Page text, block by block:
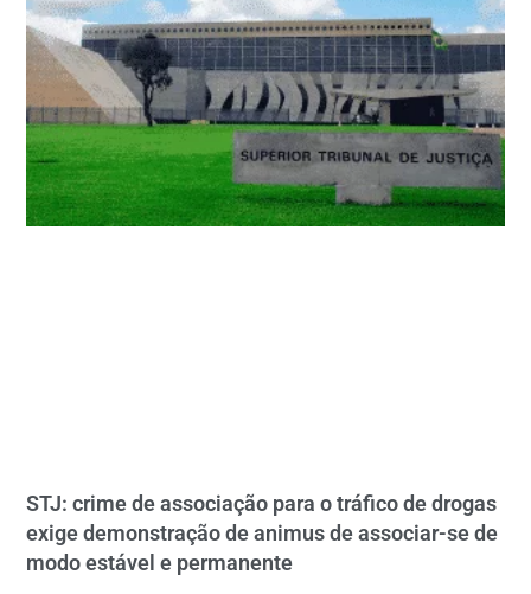
STJ: crime de associação para o tráfico de drogas
exige demonstração de animus de associar-se de
modo estável e permanente